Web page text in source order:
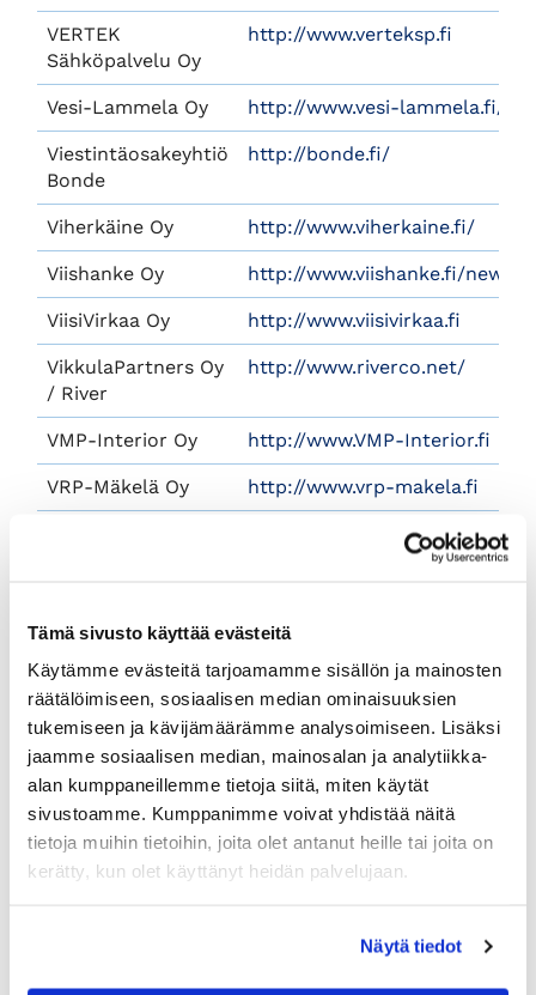
Tämä sivusto käyttää evästeitä
Käytämme evästeitä tarjoamamme sisällön ja mainosten
räätälöimiseen, sosiaalisen median ominaisuuksien
tukemiseen ja kävijämäärämme analysoimiseen. Lisäksi
jaamme sosiaalisen median, mainosalan ja analytiikka-
alan kumppaneillemme tietoja siitä, miten käytät
sivustoamme. Kumppanimme voivat yhdistää näitä
tietoja muihin tietoihin, joita olet antanut heille tai joita on
kerätty, kun olet käyttänyt heidän palvelujaan.
Näytä tiedot
VERTEK
Sähköpalvelu Oy
http://www.verteksp.fi
Vesi-Lammela Oy http://www.vesi-lammela.fi/
Viestintäosakeyhtiö
Bonde
http://bonde.fi/
Viherkäine Oy http://www.viherkaine.fi/
Viishanke Oy http://www.viishanke.fi/
ViisiVirkaa Oy http://www.viisivirkaa.fi
VikkulaPartners Oy
/ River
http://www.riverco.net/
VMP-Interior Oy http://www.VMP-Interior.fi
VRP-Mäkelä Oy http://www.vrp-makela.fi
http://www.varirauma.fi/
West Coast
http://www.wcss.fi
Wiiva Kaluste Oy http://www.wiivakaluste.fi
<-Edellinen